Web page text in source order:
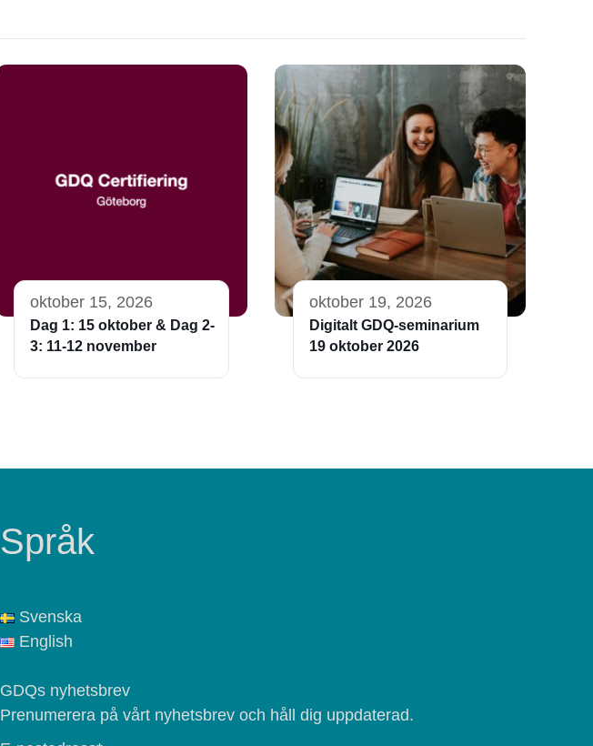
oktober 15, 2026
Dag 1: 15 oktober & Dag 2-
3: 11-12 november
oktober 19, 2026
Digitalt GDQ-seminarium
19 oktober 2026
Språk
Svenska
English
GDQs nyhetsbrev
Prenumerera på vårt nyhetsbrev och håll dig uppdaterad.